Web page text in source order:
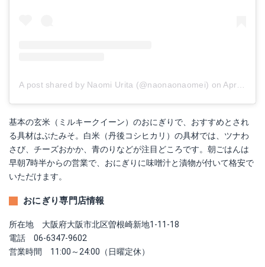
A post shared by Naomi Urita (@naonaonaomei) onApr 3, 2018 at 3:39pm PDT
基本の玄米（ミルキークイーン）のおにぎりで、おすすめとされ
る具材はぶたみそ。白米（丹後コシヒカリ）の具材では、ツナわ
さび、チーズおかか、青のりなどが注目どころです。朝ごはんは
早朝7時半からの営業で、おにぎりに味噌汁と漬物が付いて格安で
いただけます。
おにぎり専門店情報
所在地 大阪府大阪市北区曽根崎新地1-11-18
電話 06-6347-9602
営業時間 11:00～24:00（日曜定休）